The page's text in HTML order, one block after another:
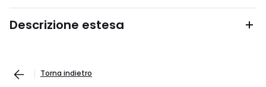
Descrizione estesa
Torna indietro